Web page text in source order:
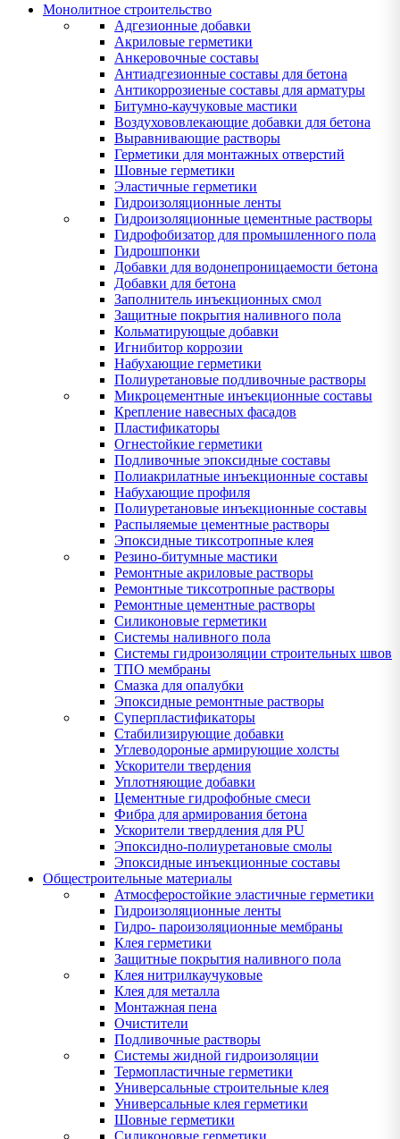
Монолитное строительство
Адгезионные добавки
Акриловые герметики
Анкеровочные составы
Антиадгезионные составы для бетона
Антикоррозиеные составы для арматуры
Битумно-каучуковые мастики
Воздухововлекающие добавки для бетона
Выравнивающие растворы
Герметики для монтажных отверстий
Шовные герметики
Эластичные герметики
Гидроизоляционные ленты
Гидроизоляционные цементные растворы
Гидрофобизатор для промышленного пола
Гидрошпонки
Добавки для водонепроницаемости бетона
Добавки для бетона
Заполнитель инъекционных смол
Защитные покрытия наливного пола
Кольматирующые добавки
Игнибитор коррозии
Набухающие герметики
Полиуретановые подливочные растворы
Микроцементные инъекционные составы
Крепление навесных фасадов
Пластификаторы
Огнестойкие герметики
Подливочные эпоксидные составы
Полиакрилатные инъекционные составы
Набухающие профиля
Полиуретановые инъекционные составы
Распыляемые цементные растворы
Эпоксидные тиксотропные клея
Резино-битумные мастики
Ремонтные акриловые растворы
Ремонтные тиксотропные растворы
Ремонтные цементные растворы
Силиконовые герметики
Системы наливного пола
Системы гидроизоляции строительных швов
ТПО мембраны
Смазка для опалубки
Эпоксидные ремонтные растворы
Суперпластификаторы
Стабилизирующие добавки
Углеводороные армирующие холсты
Ускорители твердения
Уплотняющие добавки
Цементные гидрофобные смеси
Фибра для армирования бетона
Ускорители твердления для PU
Эпоксидно-полиуретановые смолы
Эпоксидные инъекционные составы
Общестроительные материалы
Атмосферостойкие эластичные герметики
Гидроизоляционные ленты
Гидро- пароизоляционные мембраны
Клея герметики
Защитные покрытия наливного пола
Клея нитрилкаучуковые
Клея для металла
Монтажная пена
Очистители
Подливочные растворы
Системы жидной гидроизоляции
Термопластичные герметики
Универсальные строительные клея
Универсальные клея герметики
Шовные герметики
Силиконовые герметики